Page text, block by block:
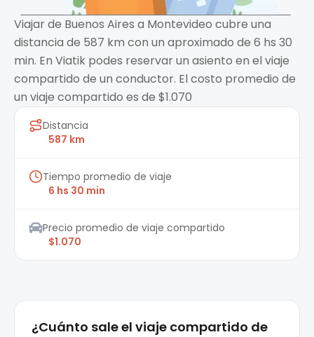
Viajar de Buenos Aires a Montevideo cubre una
distancia de 587 km con un aproximado de 6 hs 30
min. En Viatik podes reservar un asiento en el viaje
compartido de un conductor. El costo promedio de
un viaje compartido es de $1.070
Distancia
587 km
Tiempo promedio de viaje
6 hs 30 min
Precio promedio de viaje compartido
$1.070
¿Cuánto sale el viaje compartido de